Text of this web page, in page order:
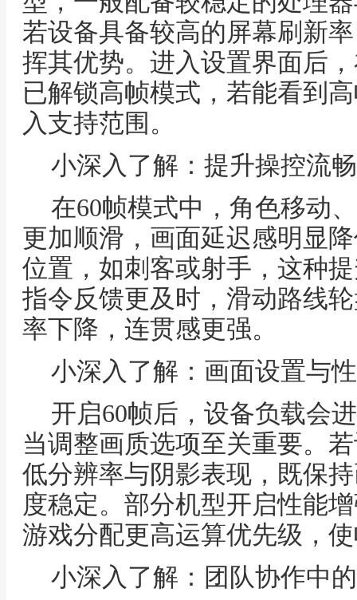
若设备具备较高的屏幕刷新
挥其优势。进入设置界面后
已解锁高帧模式，若能看到
入支持范围。
小深入了解：提升操控流
在60帧模式中，角色移动
更加顺滑，画面延迟感明显
位置，如刺客或射手，这种
指令反馈更及时，滑动路线
率下降，连贯感更强。
小深入了解：画面设置与
开启60帧后，设备负载会
当调整画质选项至关重要。
低分辨率与阴影表现，既保
度稳定。部分机型开启性能
游戏分配更高运算优先级，
小深入了解：团队协作中